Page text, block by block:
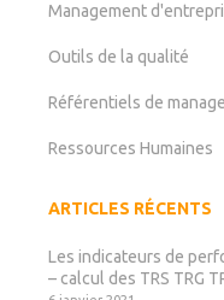
Management
Outils de la qualité
Référentiels de
Ressources Humaines
ARTICLES RÉCENTS
Les indicateurs de
– calcul des TRS TRG